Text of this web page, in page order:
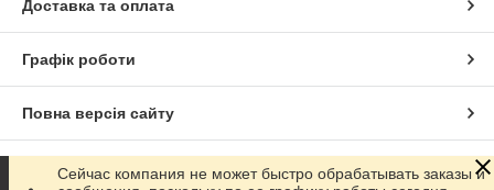
Доставка та оплата
Графік роботи
Повна версія сайту
Сайт створено на маркетплейсі Prom.ua
Сейчас компания не может быстро обрабатывать заказы и